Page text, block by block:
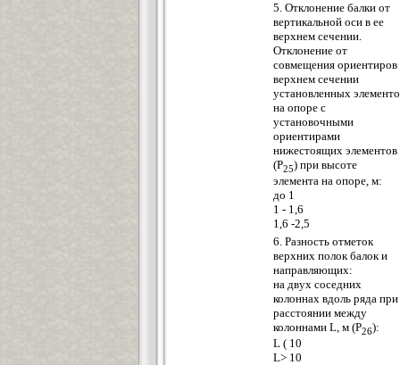
5. Отклонение балки от
вертикальной оси в ее
верхнем сечении.
Отклонение от
совмещения ориентиров
верхнем сечении
установленных
на опоре с
установочными
ориентирами
нижестоящих элементов
(P25) при высоте
элемента на опоре, м:
до 1
1 - 1,6
1,6 -2,5
6. Разность отметок
верхних полок балок и
направляющих:
на двух соседних
колоннах вдоль ряда при
расстоянии между
колоннами L, м (Р26):
L ( 10
L> 10